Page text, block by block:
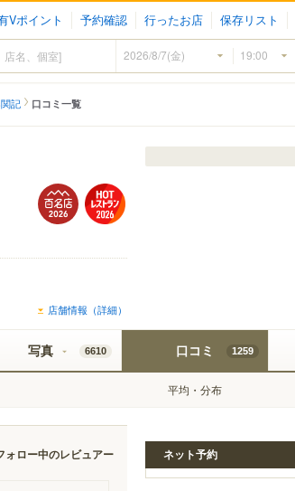
Vポイント 予約確認 行ったお店 保存リスト
記 口コミ一覧
店舗情報（詳細）
写真 6610 口コミ 1259
平均・分布
ォロー中のレビュアー ネット予約